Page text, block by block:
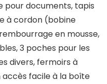
pour documents, tapis
à cordon (bobine
en mousse,
3 poches pour les
divers, fermoirs à
facile à la boîte